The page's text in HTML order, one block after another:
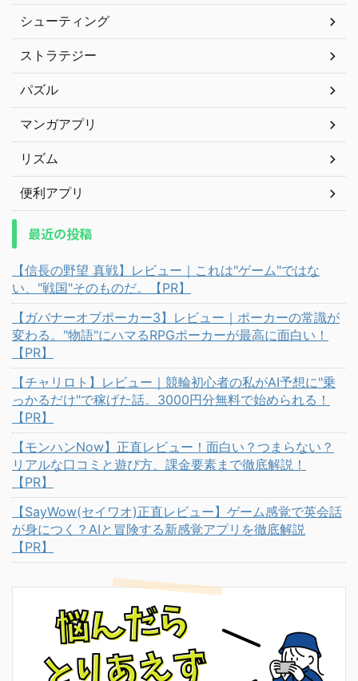
シューティング
ストラテジー
パズル
マンガアプリ
リズム
便利アプリ
最近の投稿
【信長の野望 真戦】レビュー｜これは"ゲーム"ではな
い、"戦国"そのものだ。【PR】
【ガバナーオブポーカー3】レビュー｜ポーカーの常識が
変わる。"物語"にハマるRPGポーカーが最高に面白い！
【PR】
【チャリロト】レビュー｜競輪初心者の私がAI予想に"乗
っかるだけ"で稼げた話。3000円分無料で始められる！
【PR】
【モンハンNow】正直レビュー！面白い？つまらない？
リアルな口コミと遊び方、課金要素まで徹底解説！
【PR】
【SayWow(セイワオ)正直レビュー】ゲーム感覚で英会話
が身につく？AIと冒険する新感覚アプリを徹底解説
【PR】